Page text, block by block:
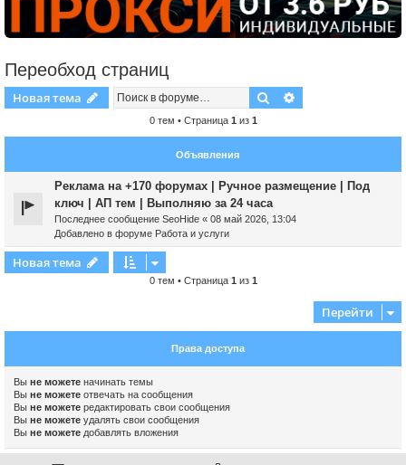
Переобход страниц
Новая тема Поиск
0 тем • Страница 1 из 1
Объявления
Реклама на +170 форумах | Ручное размещение | Под
ключ | АП тем | Выполняю за 24 часа
Последнее сообщение SeoHide « 08 май 2026, 13:04
Добавлено в форуме Работа и услуги
Новая тема
0 тем • Страница 1 из 1
Перейти
Права доступа
Вы не можете начинать темы
Вы не можете отвечать на сообщения
Вы не можете редактировать свои сообщения
Вы не можете удалять свои сообщения
Вы не можете добавлять вложения